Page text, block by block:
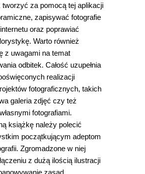
tworzyć za pomocą tej aplikacji
zapisywać fotografie
oraz poprawiać
Warto również
z uwagami na temat
odbitek. Całość uzupełnia
realizacji
fotograficznych, takich
galeria zdjęć czy też
fotografiami.
książkę należy polecić
początkującym adeptom
Zgromadzone w niej
z dużą ilością ilustracji
zasad